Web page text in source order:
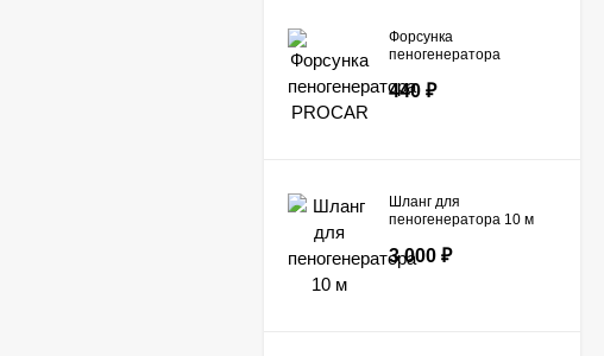
Форсунка
пеногенератора
440 ₽
Шланг для
пеногенератора 10 м
3 000 ₽